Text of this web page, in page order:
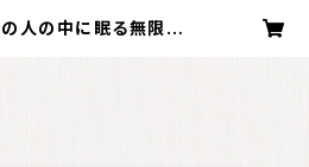
の人の中に眠る無限の